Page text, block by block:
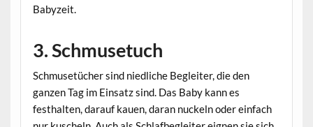
Babyzeit.
3. Schmusetuch
Schmusetücher sind niedliche Begleiter, die den
ganzen Tag im Einsatz sind. Das Baby kann es
festhalten, darauf kauen, daran nuckeln oder einfach